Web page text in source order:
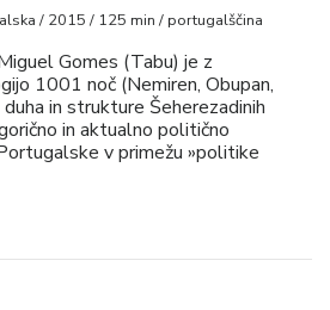
/ 2015 / 125 min / portugalščina
Gomes (Tabu) je z
1001 noč (Nemiren, Obupan,
duha in strukture Šeherezadinih
in aktualno politično
v primežu »politike